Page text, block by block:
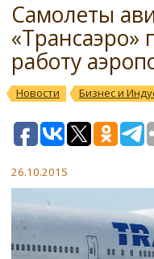
Самолеты
«Трансаэро»
работу
Новости Бизнес и
26.10.2015